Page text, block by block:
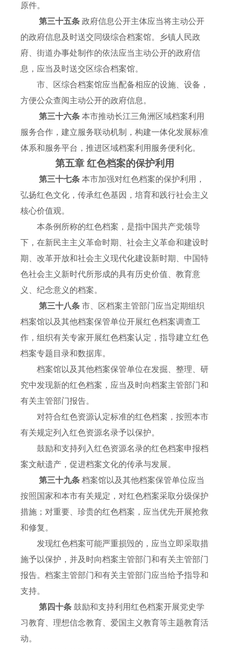
原件。
第三十五条 政府信息公开主体应当将主动公开
的政府信息及时送交同级综合档案馆。乡镇人民政
府、街道办事处制作的依法应当主动公开的政府信
息，应当及时送交区综合档案馆。
市、区综合档案馆应当配备相应的设施、设备，
方便公众查阅主动公开的政府信息。
第三十六条 本市推动长江三角洲区域档案利用
服务合作，建立服务联动机制，构建一体化发展标准
体系和服务平台，推进区域档案利用服务便利化。
第五章 红色档案的保护利用
第三十七条 本市加强对红色档案的保护利用，
弘扬红色文化，传承红色基因，培育和践行社会主义
核心价值观。
本条例所称的红色档案，是指中国共产党领导
下，在新民主主义革命时期、社会主义革命和建设时
期、改革开放和社会主义现代化建设新时期、中国特
色社会主义新时代所形成的具有历史价值、教育意
义、纪念意义的档案。
第三十八条 市、区档案主管部门应当定期组织
档案馆以及其他档案保管单位开展红色档案调查工
作，组织有关专家开展红色档案认定，指导建立红色
档案专题目录和数据库。
档案馆以及其他档案保管单位在发掘、整理、研
究中发现新的红色档案，应当及时向档案主管部门和
有关主管部门报告。
对符合红色资源认定标准的红色档案，按照本市
有关规定列入红色资源名录予以保护。
鼓励和支持列入红色资源名录的红色档案申报档
案文献遗产，促进档案文化的传承与发展。
第三十九条 档案馆以及其他档案保管单位应当
按照国家和本市有关规定，对红色档案采取分级保护
措施；对重要、珍贵的红色档案，应当优先开展抢救
和修复。
发现红色档案可能严重损毁的，应当立即采取措
施予以保护，并及时向档案主管部门和有关主管部门
报告。档案主管部门和有关主管部门应当给予指导和
支持。
第四十条 鼓励和支持利用红色档案开展党史学
习教育、理想信念教育、爱国主义教育等主题教育活
动。